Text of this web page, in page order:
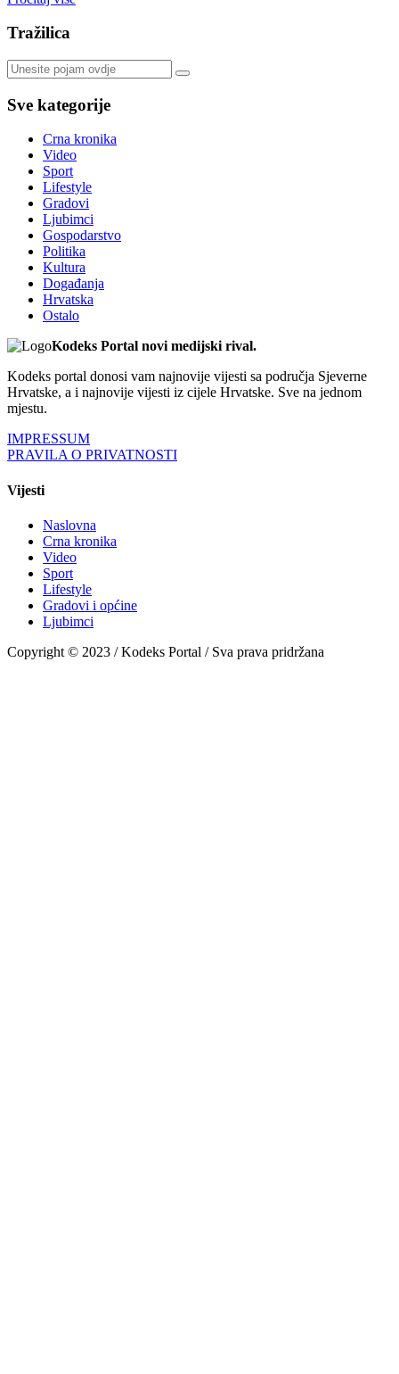
Tražilica
Sve kategorije
Crna kronika
Video
Sport
Lifestyle
Gradovi
Ljubimci
Gospodarstvo
Politika
Kultura
Događanja
Hrvatska
Ostalo
Kodeks Portal novi medijski rival.
Kodeks portal donosi vam najnovije vijesti sa područja Sjeverne
Hrvatske, a i najnovije vijesti iz cijele Hrvatske. Sve na jednom
mjestu.
IMPRESSUM
PRAVILA O PRIVATNOSTI
Vijesti
Naslovna
Crna kronika
Video
Sport
Lifestyle
Gradovi i općine
Ljubimci
Copyright © 2023 / Kodeks Portal / Sva prava pridržana